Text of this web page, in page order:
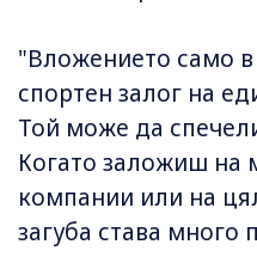
"Вложението само
спортен залог на
Той може да
Когато заложиш на
компании или на
загуба става много